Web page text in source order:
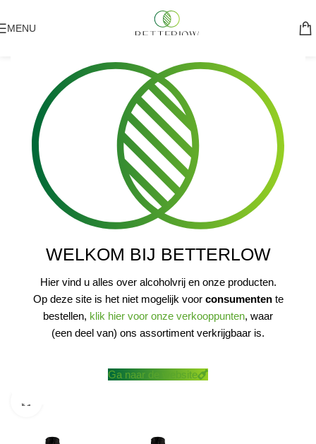
WELKOM BIJ BETTERLOW
Hier vind u alles over alcoholvrij en onze producten.
Op deze site is het niet mogelijk voor consumentente
bestellen, klik hier voor onze verkooppunten, waar
(een deel van) ons assortiment verkrijgbaar is.
Ga naar de website
MENU